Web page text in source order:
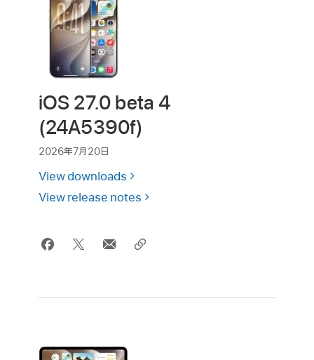
iOS 27.0 beta 4
(24A5390f)
2026年7月20日
View downloads
View release notes